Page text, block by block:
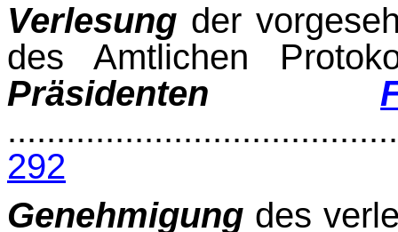
Verlesung der
des Amtlichen
Präsidenten
292
Genehmigung des